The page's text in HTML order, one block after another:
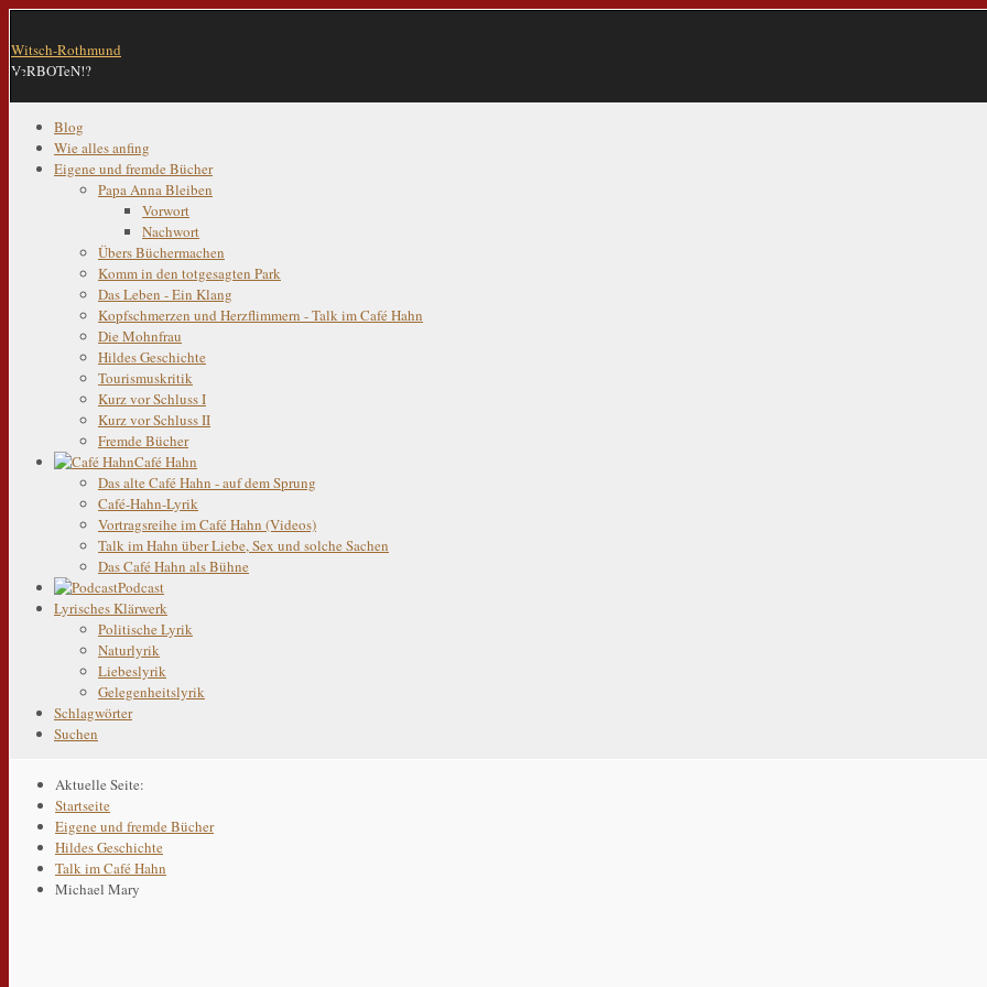
Witsch-Rothmund
VeRBOTeN!?
Blog
Wie alles anfing
Eigene und fremde Bücher
Papa Anna Bleiben
Vorwort
Nachwort
Übers Büchermachen
Komm in den totgesagten Park
Das Leben - Ein Klang
Kopfschmerzen und Herzflimmern - Talk im Café Hahn
Die Mohnfrau
Hildes Geschichte
Tourismuskritik
Kurz vor Schluss I
Kurz vor Schluss II
Fremde Bücher
Café Hahn
Das alte Café Hahn - auf dem Sprung
Café-Hahn-Lyrik
Vortragsreihe im Café Hahn (Videos)
Talk im Hahn über Liebe, Sex und solche Sachen
Das Café Hahn als Bühne
Podcast
Lyrisches Klärwerk
Politische Lyrik
Naturlyrik
Liebeslyrik
Gelegenheitslyrik
Schlagwörter
Suchen
Aktuelle Seite:
Startseite
Eigene und fremde Bücher
Hildes Geschichte
Talk im Café Hahn
Michael Mary